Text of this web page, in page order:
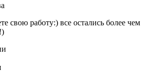
свою работу:) все остались более чем